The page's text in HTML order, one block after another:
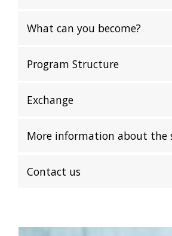
What can you become?
Program Structure
Exchange
More information about the
Contact us